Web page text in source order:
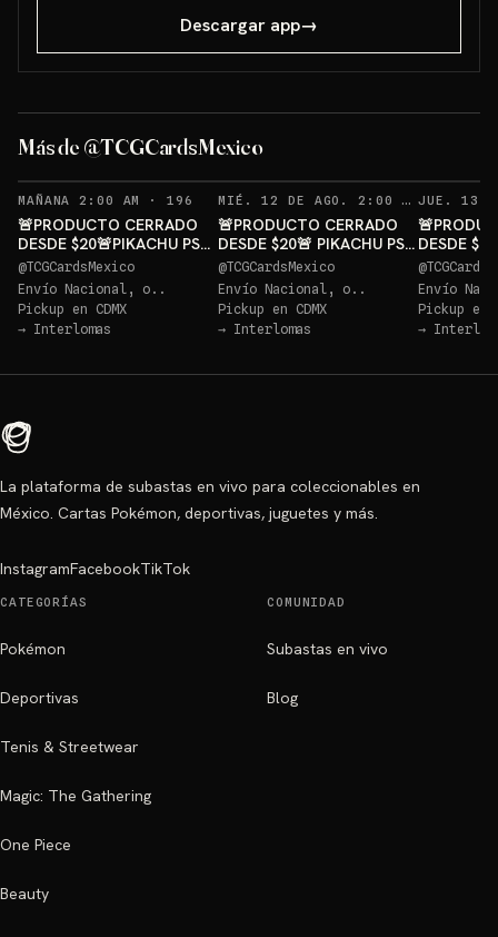
Descargar app→
Más de @TCGCardsMexico
MAÑANA 2:00 AM · 196 RECORDATORIOS
🚨PRODUCTO CERRADO
DESDE $20🚨PIKACHU PSA
10 GRATIS
@TCGCardsMexico
Envío Nacional, o..
Pickup en CDMX
→ Interlomas
MIÉ. 12 DE AGO. 2:00 AM · 188
🚨PRODUCTO CERRADO
DESDE $20🚨 PIKACHU PSA
10 GRATIS
@TCGCardsMexico
Envío Nacional, o..
Pickup en CDMX
→ Interlomas
DESDE
10 GRATIS
@
Envío
Pickup en
→
La plataforma de subastas en vivo para coleccionables en
México. Cartas Pokémon, deportivas, juguetes y más.
InstagramFacebookTikTok
CATEGORÍAS
Pokémon
Deportivas
Tenis & Streetwear
Magic: The Gathering
One Piece
Beauty
COMUNIDAD
Subastas en vivo
Blog